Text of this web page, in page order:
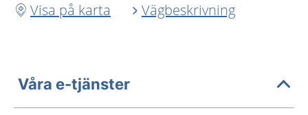
Visa på karta
Vägbeskrivning
Våra e-tjänster